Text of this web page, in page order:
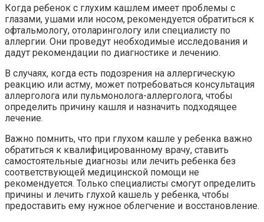
Когда ребенок с глухим кашлем имеет проблемы с
глазами, ушами или носом, рекомендуется обратиться к
офтальмологу, отоларингологу или специалисту по
аллергии. Они проведут необходимые исследования и
дадут рекомендации по диагностике и лечению.
В случаях, когда есть подозрения на аллергическую
реакцию или астму, может потребоваться консультация
аллерголога или пульмонолога-аллерголога, чтобы
определить причину кашля и назначить подходящее
лечение.
Важно помнить, что при глухом кашле у ребенка важно
обратиться к квалифицированному врачу, ставить
самостоятельные диагнозы или лечить ребенка без
соответствующей медицинской помощи не
рекомендуется. Только специалисты смогут определить
причины и лечить глухой кашель у ребенка, чтобы
предоставить ему нужное облегчение и восстановление.